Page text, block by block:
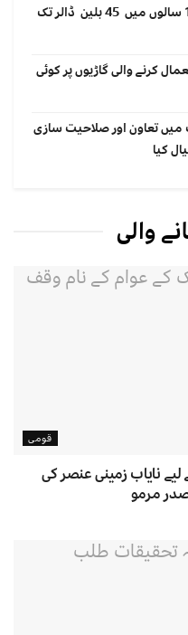
بھارت کی خلائی معیشت اگلے 10 سالوں میں 45 بلین ڈالر تک
کرنے والی گاڑیوں پر کوئی
میں تعاون اور صلاحیت سازی
کیا
والی
قومی
نایاب زمینی عنصر کی
مرمو